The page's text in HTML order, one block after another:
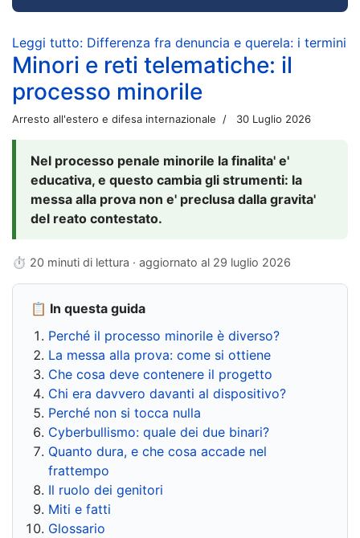
Leggi tutto: Differenza fra denuncia e querela: i termini
Minori e reti telematiche: il
processo minorile
Arresto all'estero e difesa internazionale 30 Luglio 2026
Nel processo penale minorile la finalita' e'
educativa, e questo cambia gli strumenti: la
messa alla prova non e' preclusa dalla gravita'
del reato contestato.
⏱ 20 minuti di lettura · aggiornato al 29 luglio 2026
📋 In questa guida
Perché il processo minorile è diverso?
La messa alla prova: come si ottiene
Che cosa deve contenere il progetto
Chi era davvero davanti al dispositivo?
Perché non si tocca nulla
Cyberbullismo: quale dei due binari?
Quanto dura, e che cosa accade nel
frattempo
Il ruolo dei genitori
Miti e fatti
Glossario